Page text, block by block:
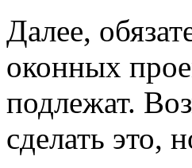
Далее,
оконных
подлежат.
сделать это,